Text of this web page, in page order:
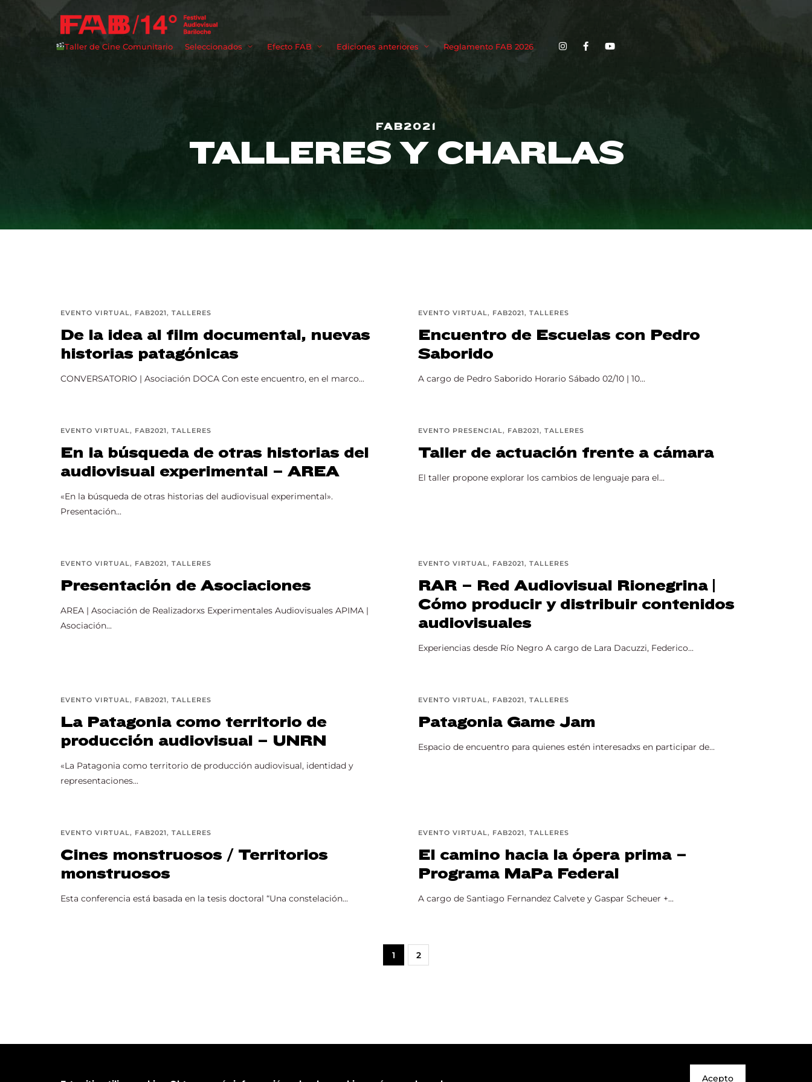
Taller de Cine Comunitario Seleccionados Efecto FAB Ediciones anteriores Reglamento FAB 2026
FAB2021
TALLERES Y CHARLAS
EVENTO VIRTUAL FAB2021 TALLERES
De la idea al film documental, nuevas
historias patagónicas
CONVERSATORIO | Asociación DOCA Con este encuentro, en el marco...
EVENTO VIRTUAL FAB2021 TALLERES
Encuentro de Escuelas con Pedro
Saborido
A cargo de Pedro Saborido Horario Sábado 02/10 | 10...
EVENTO VIRTUAL FAB2021 TALLERES
En la búsqueda de otras historias del
audiovisual experimental – AREA
«En la búsqueda de otras historias del audiovisual experimental».
Presentación...
EVENTO PRESENCIAL FAB2021 TALLERES
Taller de actuación frente a cámara
El taller propone explorar los cambios de lenguaje para el...
EVENTO VIRTUAL FAB2021 TALLERES
Presentación de Asociaciones
AREA | Asociación de Realizadorxs Experimentales Audiovisuales APIMA |
Asociación...
EVENTO VIRTUAL FAB2021 TALLERES
RAR – Red Audiovisual Rionegrina |
Cómo producir y distribuir contenidos
audiovisuales
Experiencias desde Río Negro A cargo de Lara Dacuzzi, Federico...
EVENTO VIRTUAL FAB2021 TALLERES
La Patagonia como territorio de
producción audiovisual – UNRN
«La Patagonia como territorio de producción audiovisual, identidad y
representaciones...
EVENTO VIRTUAL FAB2021 TALLERES
Patagonia Game Jam
Espacio de encuentro para quienes estén interesadxs en participar de...
EVENTO VIRTUAL FAB2021 TALLERES
Cines monstruosos / Territorios
monstruosos
Esta conferencia está basada en la tesis doctoral “Una constelación...
EVENTO VIRTUAL FAB2021 TALLERES
El camino hacia la ópera prima –
Programa MaPa Federal
A cargo de Santiago Fernandez Calvete y Gaspar Scheuer +...
1 2
Acepto
Press Enter / Return to begin your search or hit ESC to close
Login Register